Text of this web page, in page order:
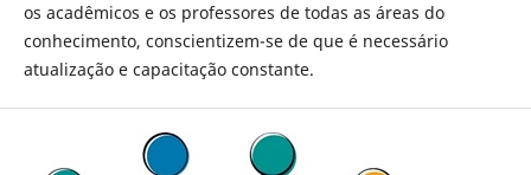
os acadêmicos e os professores de todas as áreas do
conhecimento, conscientizem-se de que é necessário
atualização e capacitação constante.